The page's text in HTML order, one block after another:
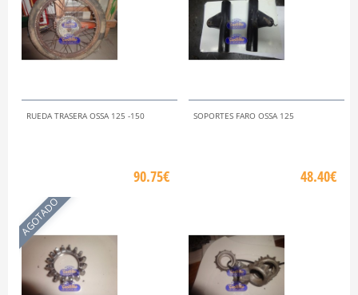
RUEDA TRASERA OSSA 125 -150
90.75€
SOPORTES FARO OSSA 125
48.40€
AGOTADO